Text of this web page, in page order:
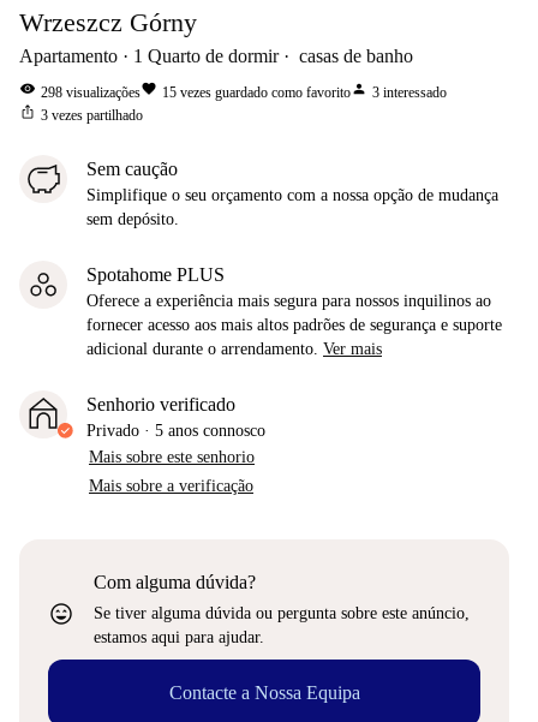
Wrzeszcz Górny
Apartamento 1 Quarto de dormir casas de banho
visibility 298 visualizaçõesfavorite 15 vezes guardado como favoritoperson 3 interessado
ios_share 3 vezes partilhado
Sem caução
Simplifique o seu orçamento com a nossa opção de mudança
sem depósito.
Spotahome PLUS
Oferece a experiência mais segura para nossos inquilinos ao
fornecer acesso aos mais altos padrões de segurança e suporte
adicional durante o arrendamento. Ver mais
Senhorio verificado
Privado · 5 anos connosco
Mais sobre este senhorio
Mais sobre a verificação
sentiment_very_satisfied
Com alguma dúvida?
Se tiver alguma dúvida ou pergunta sobre este anúncio,
estamos aqui para ajudar.
Contacte a Nossa Equipa